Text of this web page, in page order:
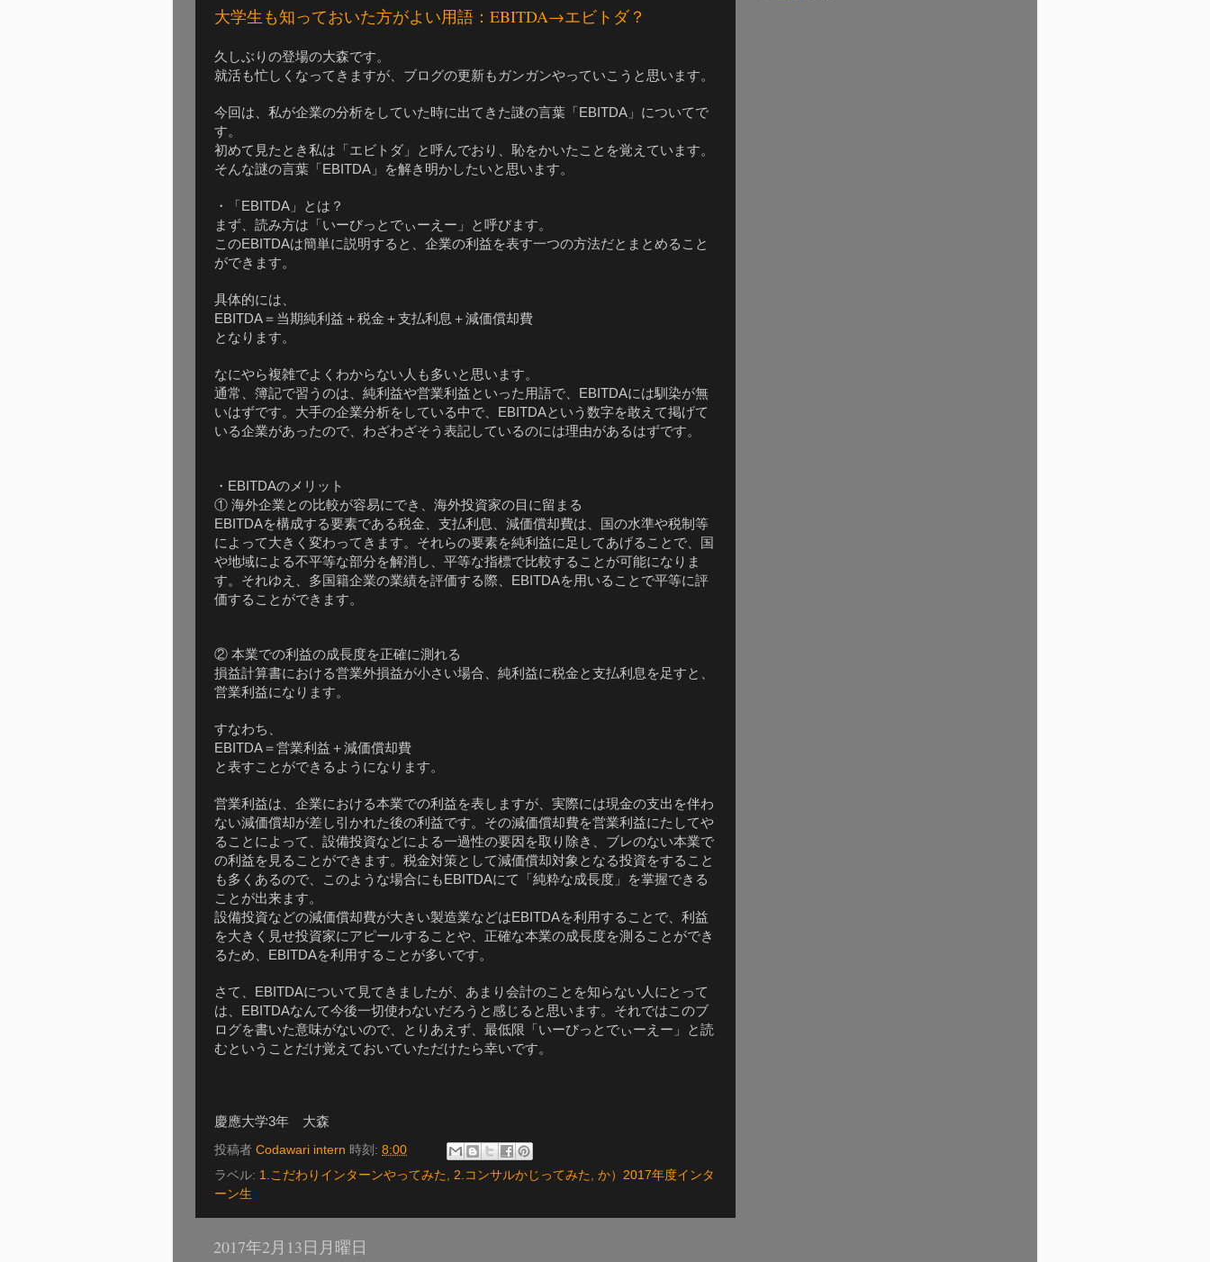
大学生も知っておいた方がよい用語：EBITDA→エビトダ？
久しぶりの登場の大森です。
就活も忙しくなってきますが、ブログの更新もガンガンやっていこうと思います。
今回は、私が企業の分析をしていた時に出てきた謎の言葉「EBITDA 」についてで
す。
初めて見たとき私は「エビトダ」と呼んでおり、恥をかいたことを覚えています。
そんな謎の言葉「EBITDA 」を解き明かしたいと思います。
・「EBITDA 」とは？
まず、読み方は「いーびっとでぃーえー」と呼びます。
このEBITDAは簡単に説明すると、企業の利益を表す一つの方法だとまとめること
ができます。
具体的には、
EBITDA＝当期純利益＋税金＋支払利息＋減価償却費
となります。
なにやら複雑でよくわからない人も多いと思います。
通常、簿記で習うのは、純利益や営業利益といった用語で、
EBITDAには馴染が無
いはずです。大手の企業分析をしている中で、
EBITDAという数字を敢えて掲げて
いる企業があったので、わざわざそう表記しているのには理由があるはずです。
・ EBITDAのメリット
① 海外企業との比較が容易にでき、海外投資家の目に留まる
EBITDAを構成する要素である税金、支払利息、減価償却費は、国の水準や税制等
によって大きく変わってきます。それらの要素を純利益に足してあげることで、国
や地域による不平等な部分を解消し、平等な指標で比較することが可能になりま
す。それゆえ、多国籍企業の業績を評価する際、
EBITDAを用いることで平等に評
価することができます。
② 本業での利益の成長度を正確に測れる
損益計算書における営業外損益が小さい場合、純利益に税金と支払利息を足すと、
営業利益になります。
すなわち、
EBITDA＝営業利益＋減価償却費
と表すことができるようになります。
営業利益は、企業における本業での利益を表しますが、実際には現金の支出を伴わ
ない減価償却が差し引かれた後の利益です。その減価償却費を営業利益にたしてや
ることによって、設備投資などによる一過性の要因を取り除き、ブレのない本業で
の利益を見ることができます。税金対策として減価償却対象となる投資をすること
も多くあるので、このような場合にもEBITDAにて「純粋な成長度」を掌握できる
ことが出来ます。
設備投資などの減価償却費が大きい製造業などはEBITDAを利用することで、利益
を大きく見せ投資家にアピールすることや、正確な本業の成長度を測ることができ
るため、
EBITDAを利用することが多いです。
さて、 EBITDAについて見てきましたが、あまり会計のことを知らない人にとって
は、
EBITDAなんて今後一切使わないだろうと感じると思います。それではこのブ
ログを書いた意味がないので、とりあえず、最低限「いーびっとでぃーえー」と読
むということだけ覚えておいていただけたら幸いです。
慶應大学3年 大森
投稿者 Codawari intern 時刻: 8:00
ラベル: 1.こだわりインターンやってみた, 2.コンサルかじってみた, か）2017年度インタ
ーン生
2017年2月13日月曜日